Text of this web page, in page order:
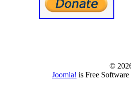
©
Joomla! is Free